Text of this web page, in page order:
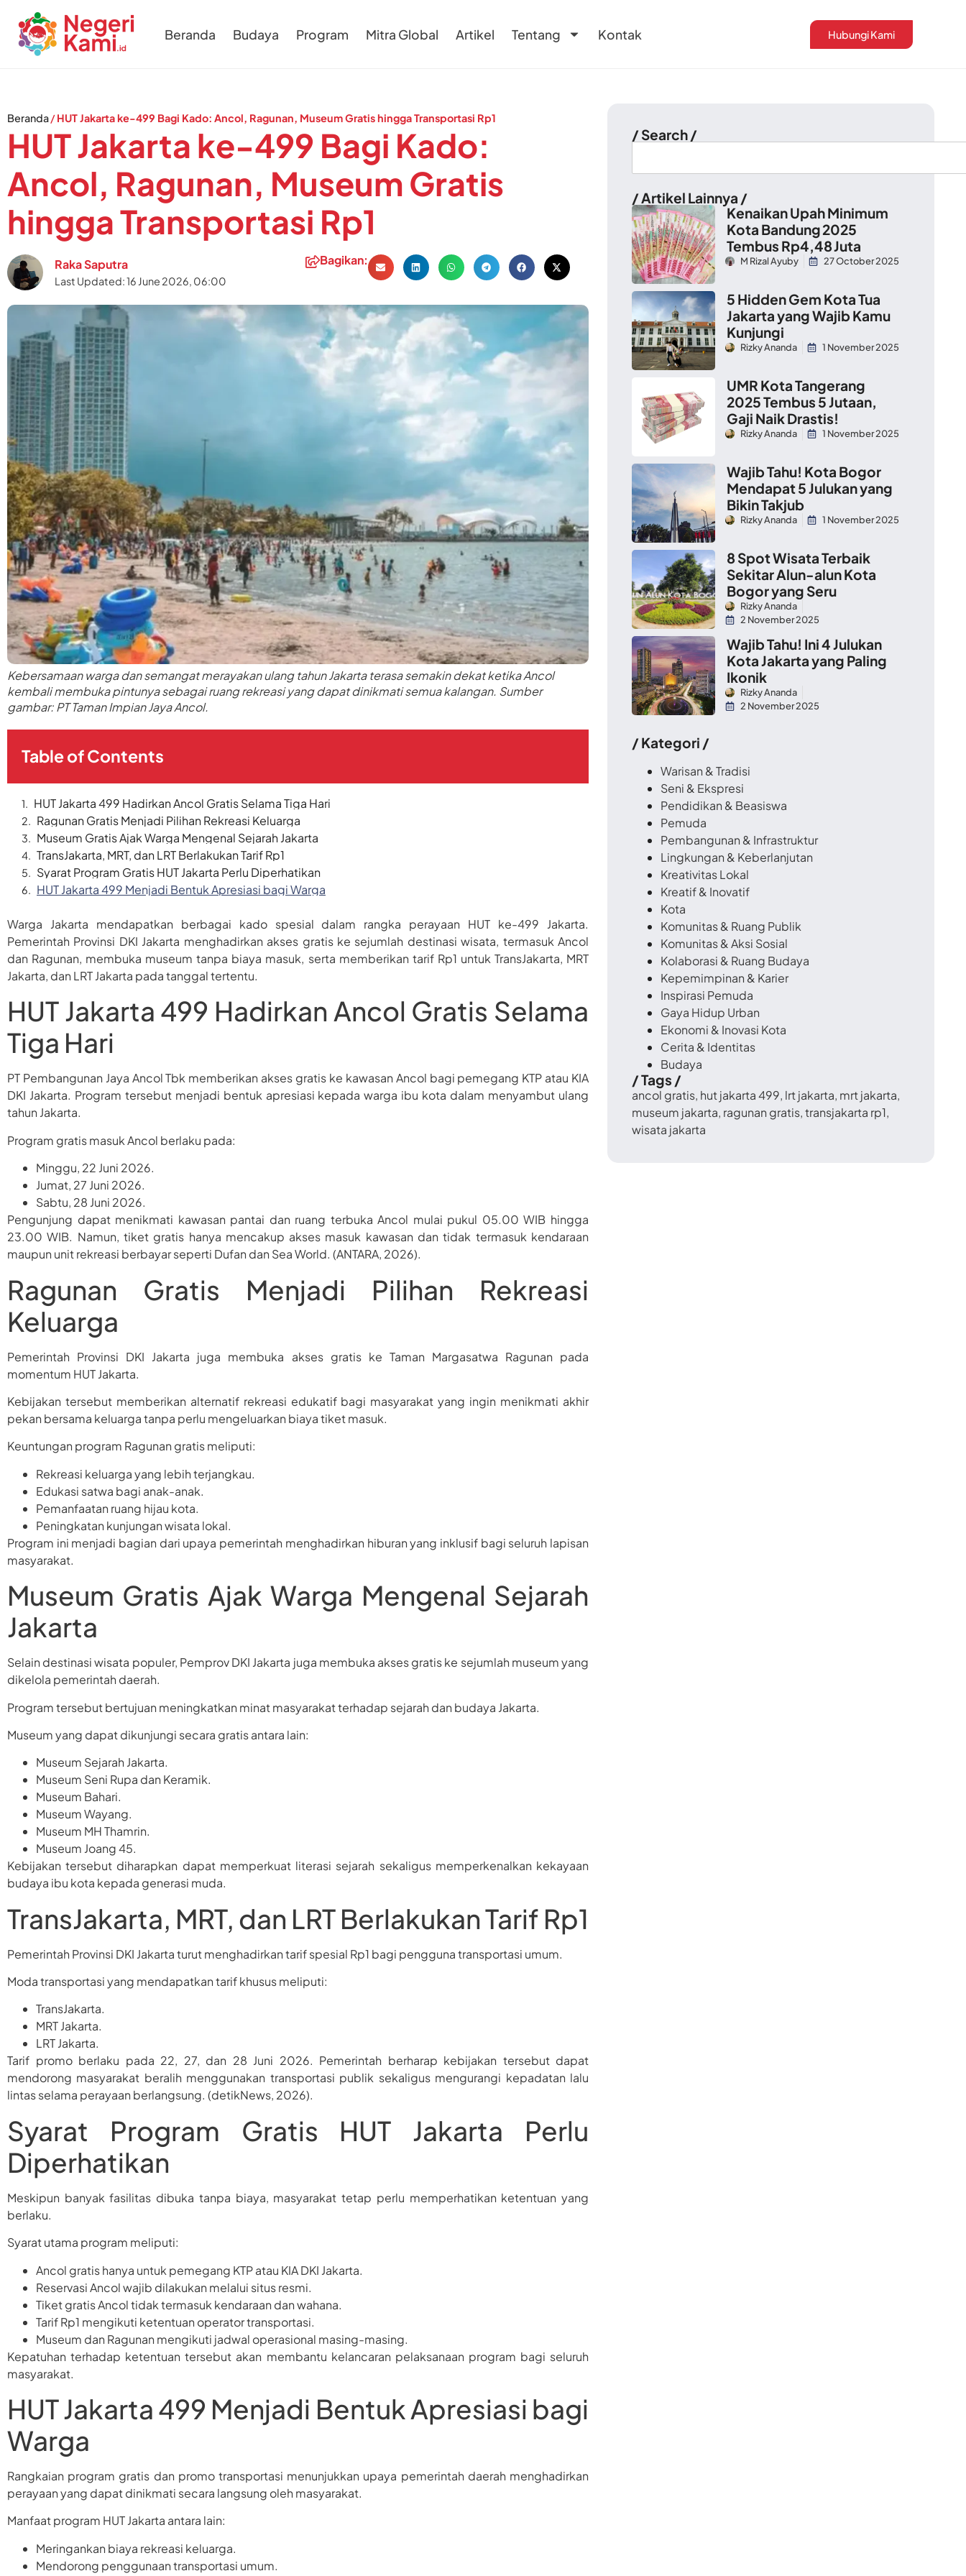
Beranda Budaya Program Mitra Global Artikel Tentang Kontak Hubungi Kami
Beranda/HUT Jakarta ke-499 Bagi Kado: Ancol, Ragunan, Museum Gratis hingga Transportasi Rp1
HUT Jakarta ke-499 Bagi Kado:
Ancol, Ragunan, Museum Gratis
hingga Transportasi Rp1
Raka Saputra
Last Updated: 16 June 2026, 06:00
Bagikan:
Kebersamaan warga dan semangat merayakan ulang tahun Jakarta terasa semakin dekat ketika Ancol
kembali membuka pintunya sebagai ruang rekreasi yang dapat dinikmati semua kalangan. Sumber
gambar: PT Taman Impian Jaya Ancol.
Table of Contents
HUT Jakarta 499 Hadirkan Ancol Gratis Selama Tiga Hari
Ragunan Gratis Menjadi Pilihan Rekreasi Keluarga
Museum Gratis Ajak Warga Mengenal Sejarah Jakarta
TransJakarta, MRT, dan LRT Berlakukan Tarif Rp1
Syarat Program Gratis HUT Jakarta Perlu Diperhatikan
HUT Jakarta 499 Menjadi Bentuk Apresiasi bagi Warga
Warga Jakarta mendapatkan berbagai kado spesial dalam rangka perayaan HUT ke-499 Jakarta.
Pemerintah Provinsi DKI Jakarta menghadirkan akses gratis ke sejumlah destinasi wisata, termasuk Ancol
dan Ragunan, membuka museum tanpa biaya masuk, serta memberikan tarif Rp1 untuk TransJakarta, MRT
Jakarta, dan LRT Jakarta pada tanggal tertentu.
HUT Jakarta 499 Hadirkan Ancol Gratis Selama
Tiga Hari
PT Pembangunan Jaya Ancol Tbk memberikan akses gratis ke kawasan Ancol bagi pemegang KTP atau KIA
DKI Jakarta. Program tersebut menjadi bentuk apresiasi kepada warga ibu kota dalam menyambut ulang
tahun Jakarta.
Program gratis masuk Ancol berlaku pada:
Minggu, 22 Juni 2026.
Jumat, 27 Juni 2026.
Sabtu, 28 Juni 2026.
Pengunjung dapat menikmati kawasan pantai dan ruang terbuka Ancol mulai pukul 05.00 WIB hingga
23.00 WIB. Namun, tiket gratis hanya mencakup akses masuk kawasan dan tidak termasuk kendaraan
maupun unit rekreasi berbayar seperti Dufan dan Sea World. (ANTARA, 2026).
Ragunan Gratis Menjadi Pilihan Rekreasi
Keluarga
Pemerintah Provinsi DKI Jakarta juga membuka akses gratis ke Taman Margasatwa Ragunan pada
momentum HUT Jakarta.
Kebijakan tersebut memberikan alternatif rekreasi edukatif bagi masyarakat yang ingin menikmati akhir
pekan bersama keluarga tanpa perlu mengeluarkan biaya tiket masuk.
Keuntungan program Ragunan gratis meliputi:
Rekreasi keluarga yang lebih terjangkau.
Edukasi satwa bagi anak-anak.
Pemanfaatan ruang hijau kota.
Peningkatan kunjungan wisata lokal.
Program ini menjadi bagian dari upaya pemerintah menghadirkan hiburan yang inklusif bagi seluruh lapisan
masyarakat.
Museum Gratis Ajak Warga Mengenal Sejarah
Jakarta
Selain destinasi wisata populer, Pemprov DKI Jakarta juga membuka akses gratis ke sejumlah museum yang
dikelola pemerintah daerah.
Program tersebut bertujuan meningkatkan minat masyarakat terhadap sejarah dan budaya Jakarta.
Museum yang dapat dikunjungi secara gratis antara lain:
Museum Sejarah Jakarta.
Museum Seni Rupa dan Keramik.
Museum Bahari.
Museum Wayang.
Museum MH Thamrin.
Museum Joang 45.
Kebijakan tersebut diharapkan dapat memperkuat literasi sejarah sekaligus memperkenalkan kekayaan
budaya ibu kota kepada generasi muda.
TransJakarta, MRT, dan LRT Berlakukan Tarif Rp1
Pemerintah Provinsi DKI Jakarta turut menghadirkan tarif spesial Rp1 bagi pengguna transportasi umum.
Moda transportasi yang mendapatkan tarif khusus meliputi:
TransJakarta.
MRT Jakarta.
LRT Jakarta.
Tarif promo berlaku pada 22, 27, dan 28 Juni 2026. Pemerintah berharap kebijakan tersebut dapat
mendorong masyarakat beralih menggunakan transportasi publik sekaligus mengurangi kepadatan lalu
lintas selama perayaan berlangsung. (detikNews, 2026).
Syarat Program Gratis HUT Jakarta Perlu
Diperhatikan
Meskipun banyak fasilitas dibuka tanpa biaya, masyarakat tetap perlu memperhatikan ketentuan yang
berlaku.
Syarat utama program meliputi:
Ancol gratis hanya untuk pemegang KTP atau KIA DKI Jakarta.
Reservasi Ancol wajib dilakukan melalui situs resmi.
Tiket gratis Ancol tidak termasuk kendaraan dan wahana.
Tarif Rp1 mengikuti ketentuan operator transportasi.
Museum dan Ragunan mengikuti jadwal operasional masing-masing.
Kepatuhan terhadap ketentuan tersebut akan membantu kelancaran pelaksanaan program bagi seluruh
masyarakat.
HUT Jakarta 499 Menjadi Bentuk Apresiasi bagi
Warga
Rangkaian program gratis dan promo transportasi menunjukkan upaya pemerintah daerah menghadirkan
perayaan yang dapat dinikmati secara langsung oleh masyarakat.
Manfaat program HUT Jakarta antara lain:
Meringankan biaya rekreasi keluarga.
Mendorong penggunaan transportasi umum.
/ Search /
/ Artikel Lainnya /
Kenaikan Upah Minimum
Kota Bandung 2025
Tembus Rp4,48 Juta
M Rizal Ayuby 27 October 2025
5 Hidden Gem Kota Tua
Jakarta yang Wajib Kamu
Kunjungi
Rizky Ananda 1 November 2025
UMR Kota Tangerang
2025 Tembus 5 Jutaan,
Gaji Naik Drastis!
Rizky Ananda 1 November 2025
Wajib Tahu! Kota Bogor
Mendapat 5 Julukan yang
Bikin Takjub
Rizky Ananda 1 November 2025
8 Spot Wisata Terbaik
Sekitar Alun-alun Kota
Bogor yang Seru
Rizky Ananda
2 November 2025
Wajib Tahu! Ini 4 Julukan
Kota Jakarta yang Paling
Ikonik
Rizky Ananda
2 November 2025
/ Kategori /
Warisan & Tradisi
Seni & Ekspresi
Pendidikan & Beasiswa
Pemuda
Pembangunan & Infrastruktur
Lingkungan & Keberlanjutan
Kreativitas Lokal
Kreatif & Inovatif
Kota
Komunitas & Ruang Publik
Komunitas & Aksi Sosial
Kolaborasi & Ruang Budaya
Kepemimpinan & Karier
Inspirasi Pemuda
Gaya Hidup Urban
Ekonomi & Inovasi Kota
Cerita & Identitas
Budaya
/ Tags /
ancol gratis, hut jakarta 499, lrt jakarta, mrt jakarta,
museum jakarta, ragunan gratis,transjakarta rp1,
wisata jakarta